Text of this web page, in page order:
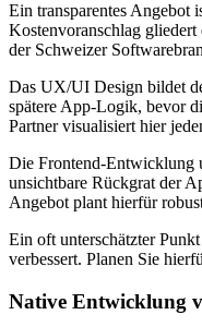
Ein transparentes Angebot
Kostenvoranschlag
der Schweizer
Das UX/UI Design bildet
spätere App-Logik, bevor
Partner visualisiert hier
Die Frontend-Entwicklung
unsichtbare Rückgrat der
Angebot plant hierfür
Ein oft unterschätzter
verbessert. Planen Sie
Native Entwicklung